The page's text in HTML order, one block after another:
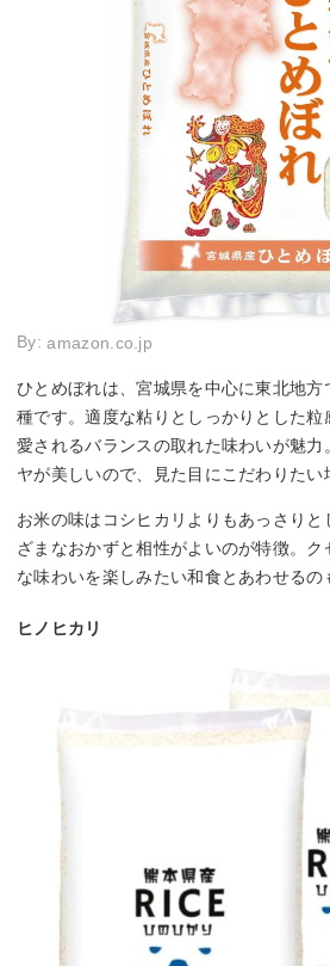
By:amazon.co.jp
ひとめぼれは、宮城県を中心に東北地
種です。適度な粘りとしっかりとした
愛されるバランスの取れた味わいが魅
ヤが美しいので、見た目にこだわりたい
お米の味はコシヒカリよりもあっさりと
ざまなおかずと相性がよいのが特徴。
な味わいを楽しみたい和食とあわせるの
ヒノヒカリ